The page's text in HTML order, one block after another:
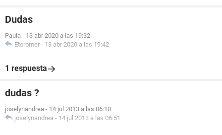
Dudas
Paula - 13 abr 2020 a las 19:32
Etoromer - 13 abr 2020 a las 19:42
1 respuesta
dudas ?
joselynandrea - 14 jul 2013 a las 06:10
joselynandrea - 14 jul 2013 a las 06:51